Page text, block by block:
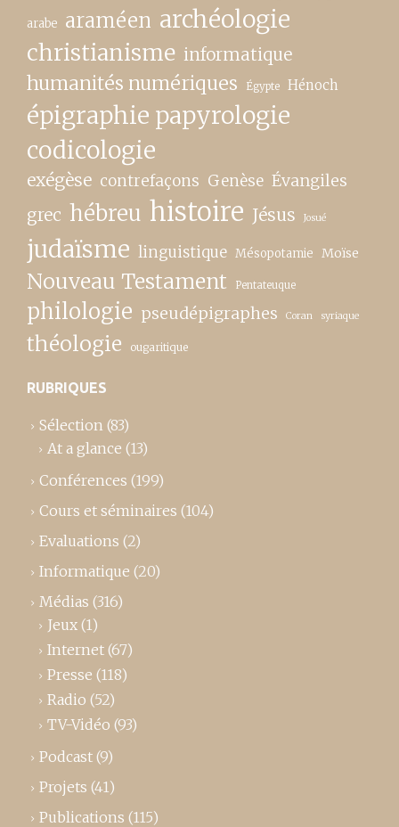
arabe araméen archéologie
christianisme informatique
humanités numériques Égypte Hénoch
épigraphie papyrologie
codicologie
exégèse contrefaçons Genèse Évangiles
grec hébreu histoire Jésus Josué
judaïsme linguistique Mésopotamie Moïse
Nouveau Testament Pentateuque
philologie pseudépigraphes Coran syriaque
théologie ougaritique
RUBRIQUES
Sélection (83)
At a glance (13)
Conférences (199)
Cours et séminaires (104)
Evaluations (2)
Informatique (20)
Médias (316)
Jeux (1)
Internet (67)
Presse (118)
Radio (52)
TV-Vidéo (93)
Podcast (9)
Projets (41)
Publications (115)